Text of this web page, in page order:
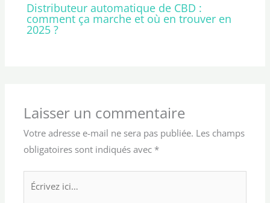
Distributeur automatique de CBD :
comment ça marche et où en trouver en
2025 ?
Laisser un commentaire
Votre adresse e-mail ne sera pas publiée. Les champs
obligatoires sont indiqués avec *